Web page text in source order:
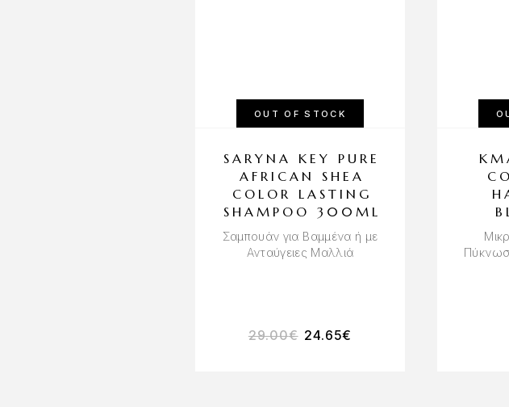
OUT OF STOCK
SARYNA KEY PURE
AFRICAN SHEA
COLOR LASTING
SHAMPOO 300ML
Σαμπουάν για Βαμμένα ή με
Ανταύγειες Μαλλιά
29.00€ 24.65€